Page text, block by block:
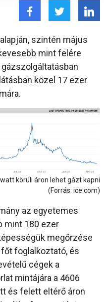
szintén május
mint felére
közel 17 ezer
körüli áron lehet gázt kapni
(Forrás: ice.com)
az egyetemes
mint 180 ezer
megőrzése
foglalkoztató, és
cégek a
mintájára a 4606
és felett eltérő áron